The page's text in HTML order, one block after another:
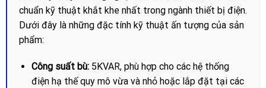
chuẩn kỹ thuật khắt khe nhất trong ngành thiết bị điện.
Dưới đây là những đặc tính kỹ thuật ấn tượng của sản
phẩm:
Công suất bù:5KVAR, phù hợp cho các hệ thống
điện hạ thế quy mô vừa và nhỏ hoặc lắp đặt tại các